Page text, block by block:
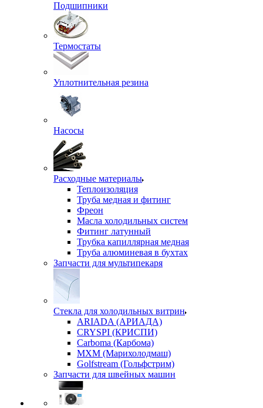
Подшипники
Термостаты
Уплотнительная резина
Насосы
Расходные материалы
Теплоизоляция
Труба медная и фитинг
Фреон
Масла холодильных систем
Фитинг латунный
Трубка капиллярная медная
Труба алюминевая в бухтах
Запчасти для мультипекаря
Стекла для холодильных витрин
ARIADA (АРИАДА)
CRYSPI (КРИСПИ)
Carboma (Карбома)
MXM (Марихолодмаш)
Golfstream (Гольфстрим)
Запчасти для швейных машин